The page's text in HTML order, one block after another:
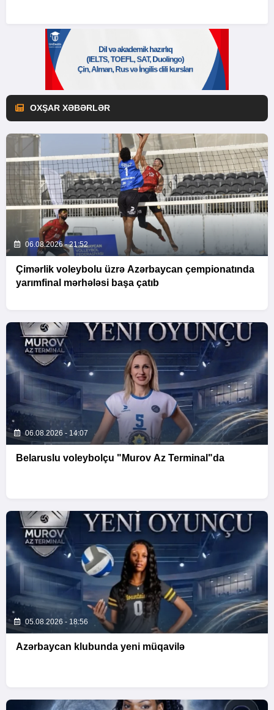
OXŞAR XƏBƏRLƏR
06.08.2026 - 21:52
Çimərlik voleybolu üzrə Azərbaycan çempionatında
yarımfinal mərhələsi başa çatıb
06.08.2026 - 14:07
Belaruslu voleybolçu "Murov Az Terminal"da
05.08.2026 - 18:56
Azərbaycan klubunda yeni müqavilə